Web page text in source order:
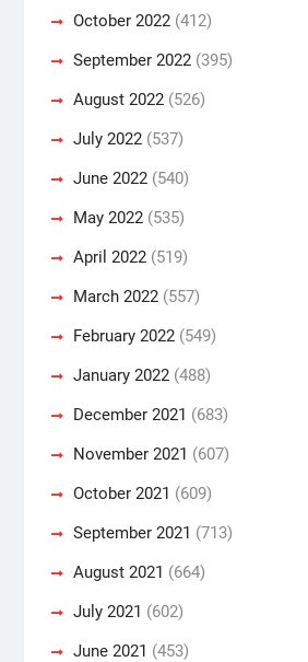
October 2022(412)
September 2022(395)
August 2022(526)
July 2022(537)
June 2022(540)
May 2022(535)
April 2022(519)
March 2022(557)
February 2022(549)
January 2022(488)
December 2021 (683)
November 2021 (607)
October 2021 (609)
September 2021 (713)
August 2021 (664)
July 2021 (602)
June 2021 (453)